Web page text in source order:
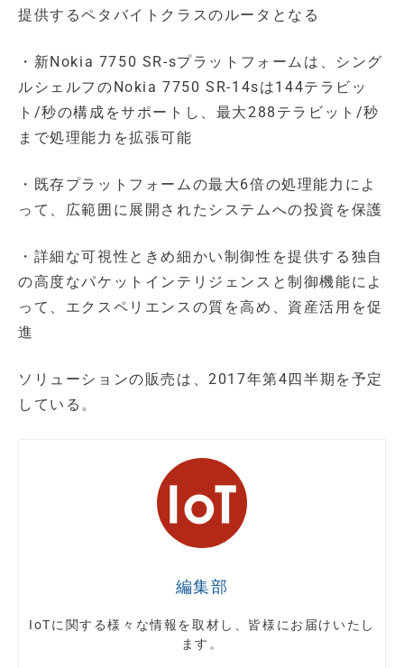
提供するペタバイトクラスのルータとなる
・新Nokia 7750 SR-sプラットフォームは、シング
ルシェルフのNokia 7750 SR-14sは144テラビッ
ト/秒の構成をサポートし、最大288テラビット/秒
まで処理能力を拡張可能
・既存プラットフォームの最大6倍の処理能力によ
って、広範囲に展開されたシステムへの投資を保護
・詳細な可視性ときめ細かい制御性を提供する独自
の高度なパケットインテリジェンスと制御機能によ
って、エクスペリエンスの質を高め、資産活用を促
進
ソリューションの販売は、2017年第4四半期を予定
している。
編集部
IoTに関する様々な情報を取材し、皆様にお届けいたし
ます。